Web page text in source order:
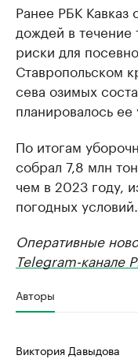
Ранее РБК Кавказ
дождей в течение
риски для
Ставропольском
сева озимых
планировалось ее
По итогам
собрал 7,8 млн
чем в 2023 году,
погодных условий.
Оперативные
Telegram-канале
Авторы
Виктория Давыдова